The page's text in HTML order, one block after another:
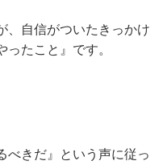
、自信がついたきっかけ
たこと』です。
べきだ』という声に従っ